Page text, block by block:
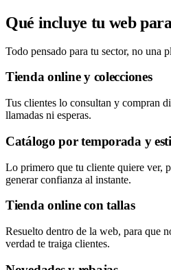
Qué incluye tu web
Todo pensado para tu sector, no una
Tienda online y colecciones
Tus clientes lo consultan y compran
llamadas ni esperas.
Catálogo por temporada y
Lo primero que tu cliente quiere ver,
generar confianza al instante.
Tienda online con tallas
Resuelto dentro de la web, para que
verdad te traiga clientes.